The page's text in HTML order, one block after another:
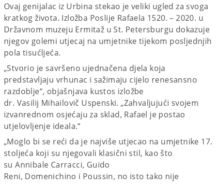
Ovaj genijalac iz Urbina stekao je veliki ugled za svoga
kratkog života. Izložba Poslije Rafaela 1520. – 2020. u
Državnom muzeju Ermitaž u St. Petersburgu dokazuje
njegov golemi utjecaj na umjetnike tijekom posljednjih
pola tisućljeća.
„Stvorio je savršeno ujednačena djela koja
predstavljaju vrhunac i sažimaju cijelo renesansno
razdoblje“, objašnjava kustos izložbe
dr. Vasilij Mihailovič Uspenski. „Zahvaljujući svojem
izvanrednom osjećaju za sklad, Rafael je postao
utjelovljenje ideala.“
„Moglo bi se reći da je najviše utjecao na umjetnike 17.
stoljeća koji su njegovali klasični stil, kao što
su Annibale Carracci, Guido
Reni, Domenichino i Poussin, no isto tako nije